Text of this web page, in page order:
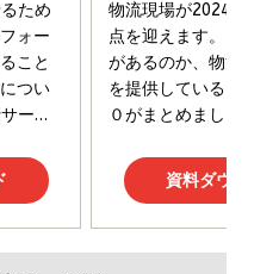
ングをもっと見る
ングをもっと見る
ングをもっと見る